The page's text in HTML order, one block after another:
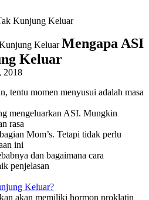
Kunjung Keluar
Mengapa ASI
Keluar
2018
tentu momen menyusui adalah masa
mengeluarkan ASI. Mungkin
rasa
Mom’s. Tetapi tidak perlu
ini
dan bagaimana cara
penjelasan
Keluar?
akan memiliki hormon proklatin